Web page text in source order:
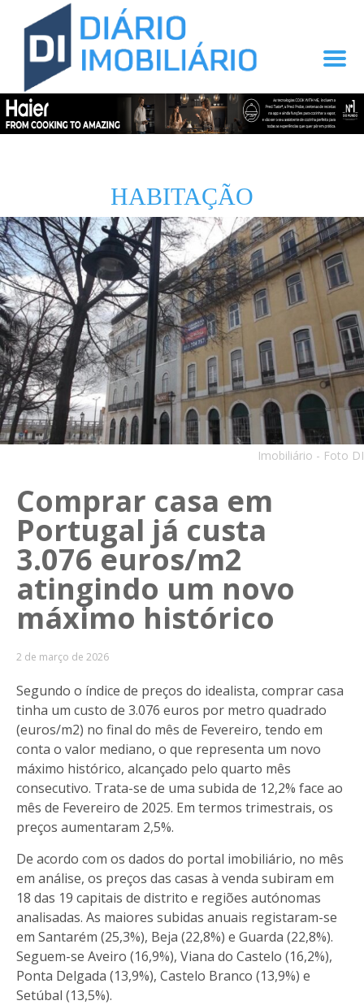
HABITAÇÃO
Imobiliário - Foto DI
Comprar casa em
Portugal já custa
3.076 euros/m2
atingindo um novo
máximo histórico
2 de março de 2026
Segundo o índice de preços do idealista, comprar casa
tinha um custo de 3.076 euros por metro quadrado
(euros/m2) no final do mês de Fevereiro, tendo em
conta o valor mediano, o que representa um novo
máximo histórico, alcançado pelo quarto mês
consecutivo. Trata-se de uma subida de 12,2% face ao
mês de Fevereiro de 2025. Em termos trimestrais, os
preços aumentaram 2,5%.
De acordo com os dados do portal imobiliário, no mês
em análise, os preços das casas à venda subiram em
18 das 19 capitais de distrito e regiões autónomas
analisadas. As maiores subidas anuais registaram-se
em Santarém (25,3%), Beja (22,8%) e Guarda (22,8%).
Seguem-se Aveiro (16,9%), Viana do Castelo (16,2%),
Ponta Delgada (13,9%), Castelo Branco (13,9%) e
Setúbal (13,5%).